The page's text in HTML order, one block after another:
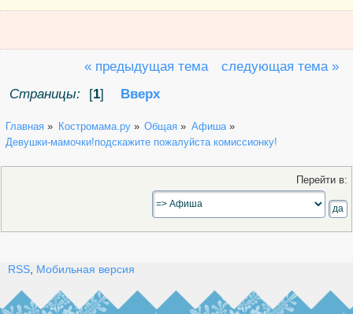
« предыдущая тема
следующая тема »
Страницы:
[1] Вверх
Главная » Костромама.ру» Общая » Афиша»
Девушки-мамочки!подскажите пожалуйста комиссионку!
Перейти в:
RSS Мобильная версия